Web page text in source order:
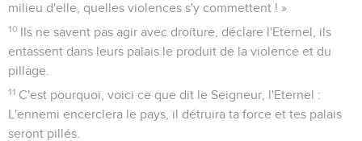
milieu d'elle, quelles violences s'y commettent ! »
10 Ils ne savent pas agir avec droiture, déclare l'Eternel, ils
entassent dans leurs palais le produit de la violence et du
pillage.
11 C'est pourquoi, voici ce que dit le Seigneur, l'Eternel :
L'ennemi encerclera le pays, il détruira ta force et tes palais
seront pillés.